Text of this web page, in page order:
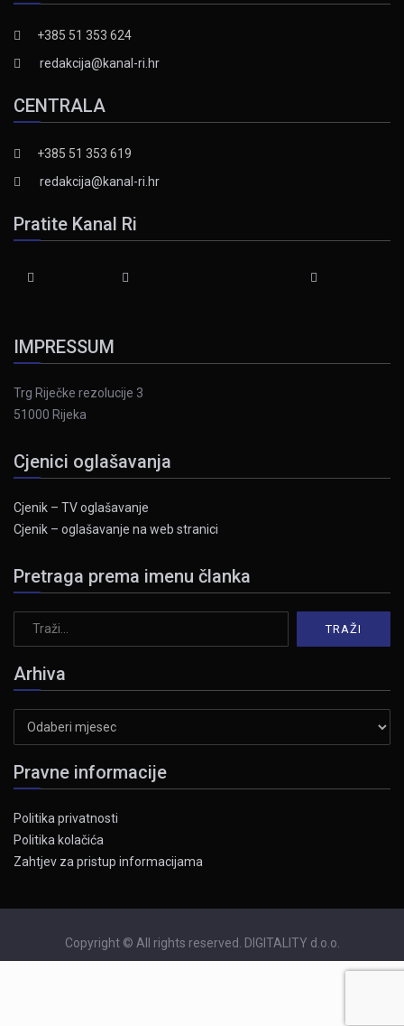
+385 51 353 624
redakcija@kanal-ri.hr
CENTRALA
+385 51 353 619
redakcija@kanal-ri.hr
Pratite Kanal Ri
IMPRESSUM
Trg Riječke rezolucije 3
51000 Rijeka
Cjenici oglašavanja
Cjenik – TV oglašavanje
Cjenik – oglašavanje na web stranici
Pretraga prema imenu članka
Arhiva
Pravne informacije
Politika privatnosti
Politika kolačića
Zahtjev za pristup informacijama
Copyright © All rights reserved. DIGITALITY d.o.o.